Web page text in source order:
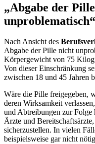
„Abgabe der
unproblematisch“
Nach Ansicht des
Abgabe der Pille nicht
Körpergewicht von 75
Von dieser Einschränkung
zwischen 18 und 45 Jahren
Wäre die Pille freigegeben,
deren Wirksamkeit
und Abtreibungen zur Folge
Ärzte und
sicherzustellen. In vielen
beispielsweise gar nicht